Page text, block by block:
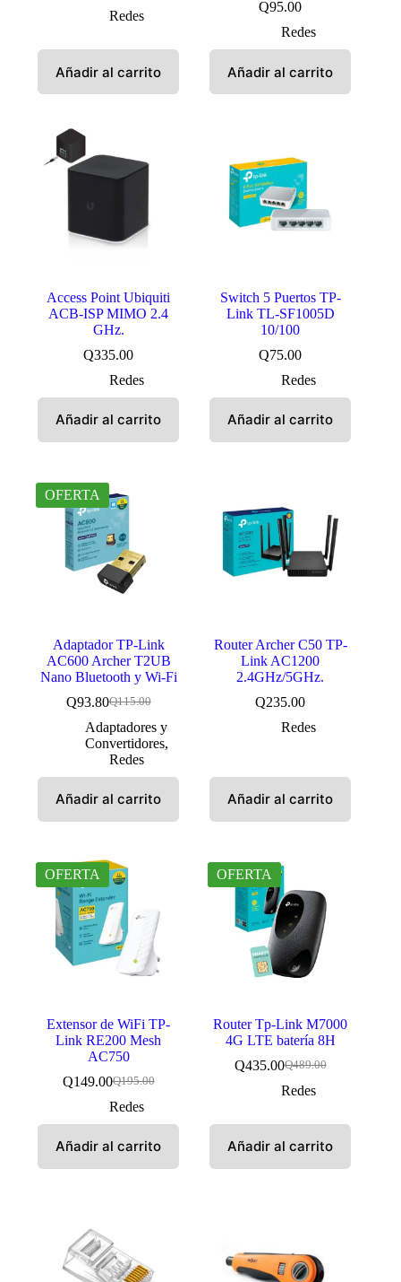
Redes
Añadir al carrito
Q95.00
Redes
Añadir al carrito
Access Point Ubiquiti
ACB-ISP MIMO 2.4
GHz.
Q335.00
Redes
Añadir al carrito
Switch 5 Puertos TP-
Link TL-SF1005D
10/100
Q75.00
Redes
Añadir al carrito
OFERTA
Adaptador TP-Link
AC600 Archer T2UB
Nano Bluetooth y Wi-Fi
Q115.00
El
precio
original
era:
Q93.80El
precio
actual
es:
Adaptadores y
Convertidores,
Redes
Añadir al carrito
Router Archer C50 TP-
Link AC1200
2.4GHz/5GHz.
Q235.00
Redes
Añadir al carrito
OFERTA
Extensor de WiFi TP-
Link RE200 Mesh
AC750
Q195.00
El
precio
Q195.00.
Q149.00El
precio
Q149.00.
Redes
Añadir al carrito
OFERTA
Router Tp-Link M7000
4G LTE batería 8H
Q489.00
El
precio
Q435.00El
precio
Redes
Añadir al carrito